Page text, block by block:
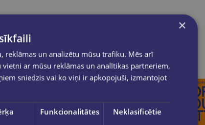
×
reklāmas un analizētu mūsu trafiku. Mēs arī
ar mūsu reklāmas un analītikas partneriem,
sniedzis vai ko viņi ir apkopojuši, izmantojot
Funkcionalitātes Neklasificētie